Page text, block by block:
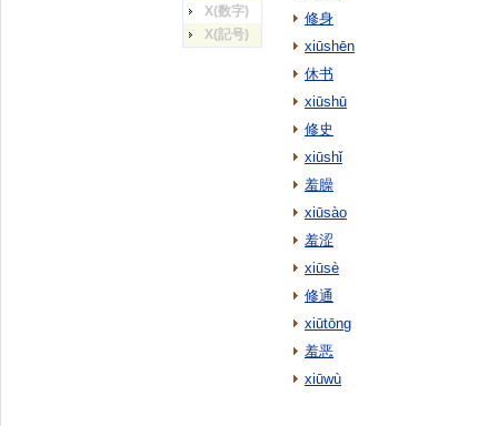
X(数字)
X(記号)
修身
xiūshēn
休书
xiūshū
修史
xiūshǐ
羞臊
xiūsào
羞涩
xiūsè
修通
xiūtōng
羞恶
xiūwù